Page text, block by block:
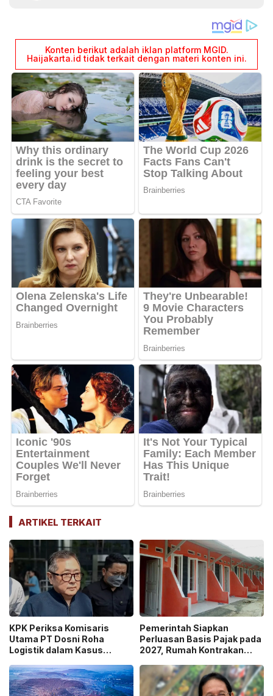
ARTIKEL TERKAIT
KPK Periksa Komisaris
Utama PT Dosni Roha
Logistik dalam Kasus
Pengangkutan Bansos!
Pemerintah Siapkan
Perluasan Basis Pajak pada
2027, Rumah Kontrakan
Pengawasan!